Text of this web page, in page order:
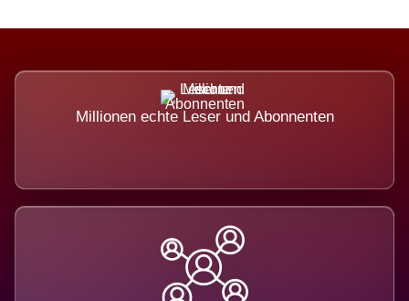
Millionen echte Leser und Abonnenten